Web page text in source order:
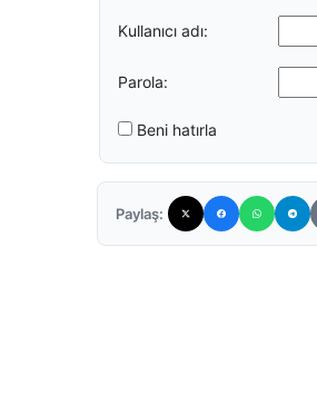
Kullanıcı adı:
Parola:
Beni hatırla
Paylaş: